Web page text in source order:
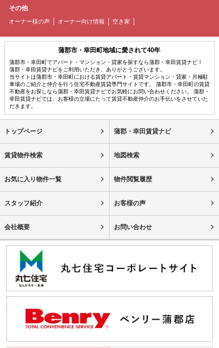
その他
オーナー様の声 オーナー向け情報 空き家
蒲郡市・幸田町地域に愛されて40年
蒲郡市・幸田町でアパート・マンション・貸家を探すなら蒲郡・幸田賃貸ナビ！
蒲郡・幸田賃貸ナビをご利用いただき、ありがとうございます。
当サイトは蒲郡市・幸田町における賃貸アパート・賃貸マンション・貸家・月極駐
車場のご紹介と仲介を行う住宅不動産賃貸専門サイトです。 蒲郡市・幸田町の賃貸
不動産をお探しなら蒲郡・幸田賃貸ナビでお気軽にお問い合わせください。 蒲郡・
幸田賃貸ナビでは、お客様の立場にたって賃貸不動産仲介のお手伝いをさせていた
だきます。
トップページ 蒲郡・幸田賃貸ナビ
賃貸物件検索 地図検索
お気に入り物件一覧 物件閲覧履歴
スタッフ紹介 お客様の声
会社概要 お問い合わせ